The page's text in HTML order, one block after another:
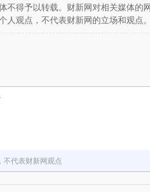
不得予以转载。财新网对相关媒体的
人观点，不代表财新网的立场和观点。
不代表财新网观点